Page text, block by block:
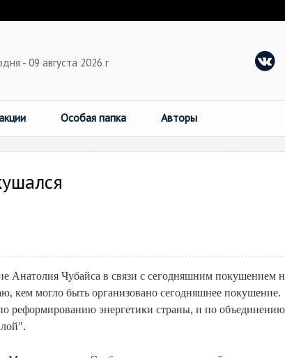
- 09 августа 2026 г
Особая папка Авторы
Анатолия Чубайса в связи с сегодняшним покушением
кем могло быть организовано сегодняшнее покушение.
реформированию энергетики страны, и по объединению